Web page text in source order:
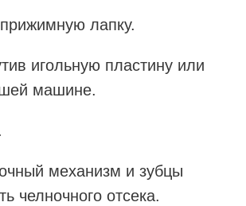
лапку.
игольную пластину или
машине.
механизм и зубцы
челночного отсека.